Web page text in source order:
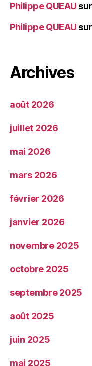
Philippe QUEAU sur
Philippe QUEAU sur
Archives
août 2026
juillet 2026
mai 2026
mars 2026
février 2026
janvier 2026
novembre 2025
octobre 2025
septembre 2025
août 2025
juin 2025
mai 2025